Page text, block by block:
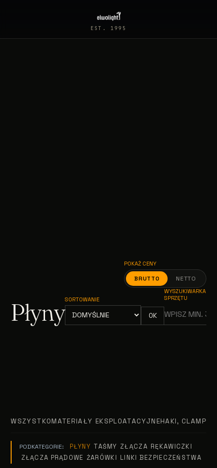
EST. 1995
Płyny
POKAŻ CENY
BRUTTO NETTO
SORTOWANIE
OK
WYSZUKIWARKA
SPRZĘTU
WSZYSTKOMATERIAŁY EKSPLOATACYJNEHAKI, CLAMPY,
PODKATEGORIE: PŁYNY TAŚMY ZŁĄCZA RĘKAWICZKI
ZŁĄCZA PRĄDOWE ŻARÓWKI LINKI BEZPIECZEŃSTWA